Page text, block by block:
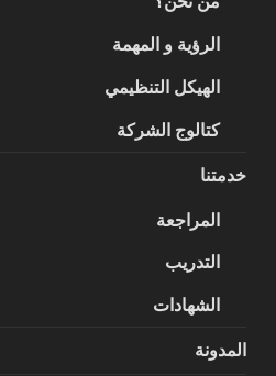
الرؤية و المهمة
الهيكل التنظيمي
كتالوج الشركة
خدمتنا
المراجعة
التدريب
الشهادات
المدونة